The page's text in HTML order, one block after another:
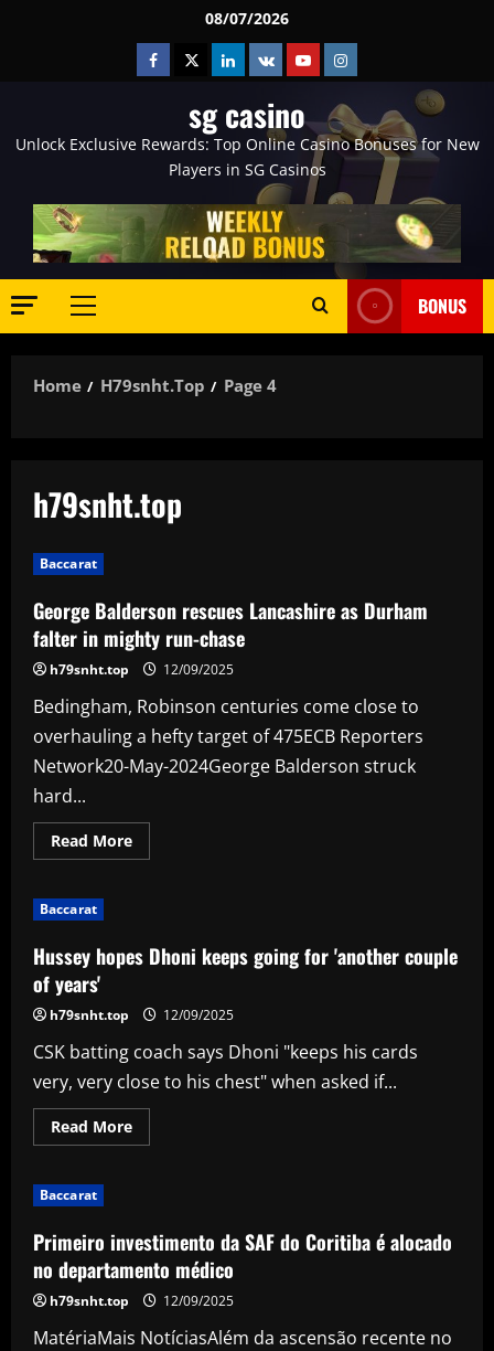
08/07/2026
Facebook
TwitterLinkedin
VK YoutubeInstagram
sg casino
Unlock Exclusive Rewards: Top Online Casino Bonuses for New
Players in SG Casinos
Primary
BONUS
Home H79snht.top Page 4
h79snht.top
Baccarat
George Balderson rescues Lancashire as Durham
falter in mighty run-chase
h79snht.top 12/09/2025
Bedingham, Robinson centuries come close to
overhauling a hefty target of 475ECB Reporters
Network20-May-2024George Balderson struck
hard...
Read MoreRead
more
Durham
mighty
run-
chase
Baccarat
Hussey hopes Dhoni keeps going for 'another couple
of years'
h79snht.top 12/09/2025
CSK batting coach says Dhoni "keeps his cards
very, very close to his chest" when asked if...
Read MoreRead
more
going
for
'another
couple
of
years'
Baccarat
Primeiro investimento da SAF do Coritiba é alocado
no departamento médico
h79snht.top 12/09/2025
MatériaMais NotíciasAlém da ascensão recente no